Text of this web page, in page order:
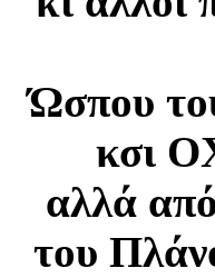
Ώσπου
κσι
αλλά
του